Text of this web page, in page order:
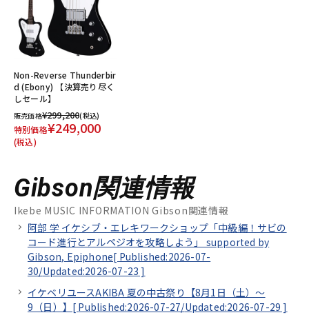
Non-Reverse Thunderbir
d (Ebony) 【決算売り尽く
しセール】
販売価格¥299,200(税込)
特別価格¥249,000
(税込)
Gibson関連情報
Ikebe MUSIC INFORMATION Gibson関連情報
阿部 学 イケシブ・エレキワークショップ「中級編！サビの
コード進行とアルペジオを攻略しよう」 supported by
Gibson, Epiphone[ Published:2026-07-
30/Updated:2026-07-23 ]
イケベリユースAKIBA 夏の中古祭り【8月1日（土）～
9（日）】[ Published:2026-07-27/Updated:2026-07-29 ]